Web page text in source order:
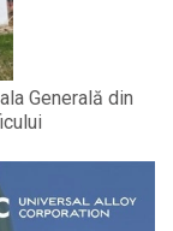
Generală din